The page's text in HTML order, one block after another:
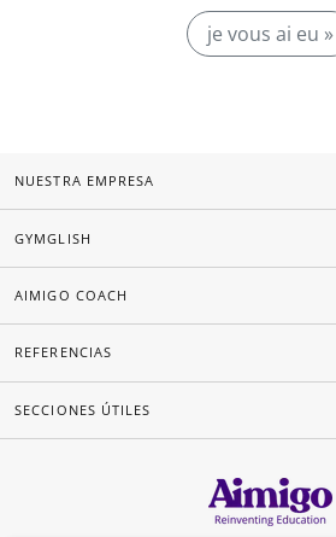
je vous ai eu »
NUESTRA EMPRESA
GYMGLISH
AIMIGO COACH
REFERENCIAS
SECCIONES ÚTILES